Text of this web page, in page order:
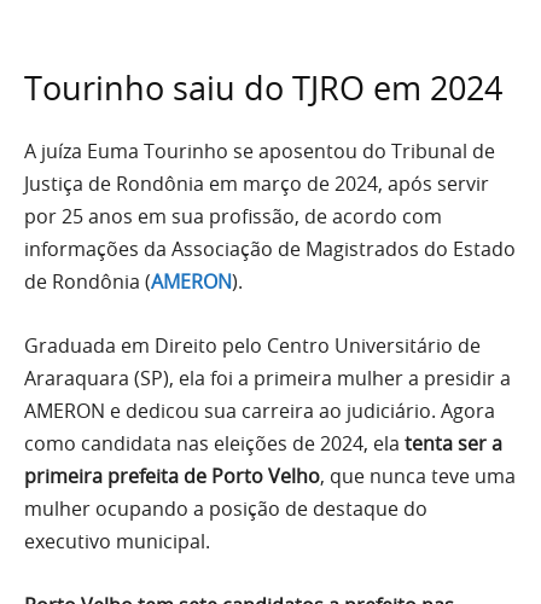
Tourinho saiu do TJRO em 2024
A juíza Euma Tourinho se aposentou do Tribunal de
Justiça de Rondônia em março de 2024, após servir
por 25 anos em sua profissão, de acordo com
informações da Associação de Magistrados do Estado
de Rondônia (AMERON).
Graduada em Direito pelo Centro Universitário de
Araraquara (SP), ela foi a primeira mulher a presidir a
AMERON e dedicou sua carreira ao judiciário. Agora
como candidata nas eleições de 2024, ela tenta ser a
primeira prefeita de Porto Velho, que nunca teve uma
mulher ocupando a posição de destaque do
executivo municipal.